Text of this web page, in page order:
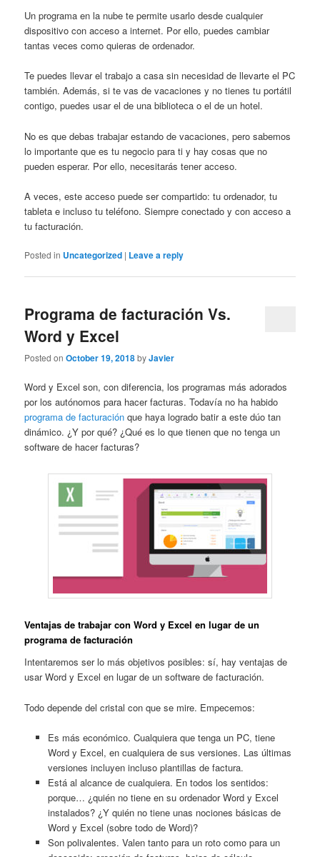
Un programa en la nube te permite usarlo desde cualquier
dispositivo con acceso a internet. Por ello, puedes cambiar
tantas veces como quieras de ordenador.
Te puedes llevar el trabajo a casa sin necesidad de llevarte el PC
también. Además, si te vas de vacaciones y no tienes tu portátil
contigo, puedes usar el de una biblioteca o el de un hotel.
No es que debas trabajar estando de vacaciones, pero sabemos
lo importante que es tu negocio para ti y hay cosas que no
pueden esperar. Por ello, necesitarás tener acceso.
A veces, este acceso puede ser compartido: tu ordenador, tu
tableta e incluso tu teléfono. Siempre conectado y con acceso a
tu facturación.
Posted in Uncategorized | Leave a reply
Programa de facturación Vs.
Word y Excel
Posted onOctober 19, 2018byJavier
Word y Excel son, con diferencia, los programas más adorados
por los autónomos para hacer facturas. Todavía no ha habido
programa de facturación que haya logrado batir a este dúo tan
dinámico. ¿Y por qué? ¿Qué es lo que tienen que no tenga un
software de hacer facturas?
Ventajas de trabajar con Word y Excel en lugar de un
programa de facturación
Intentaremos ser lo más objetivos posibles: sí, hay ventajas de
usar Word y Excel en lugar de un software de facturación.
Todo depende del cristal con que se mire. Empecemos:
Es más económico. Cualquiera que tenga un PC, tiene
Word y Excel, en cualquiera de sus versiones. Las últimas
versiones incluyen incluso plantillas de factura.
Está al alcance de cualquiera. En todos los sentidos:
porque… ¿quién no tiene en su ordenador Word y Excel
instalados? ¿Y quién no tiene unas nociones básicas de
Word y Excel (sobre todo de Word)?
Son polivalentes. Valen tanto para un roto como para un